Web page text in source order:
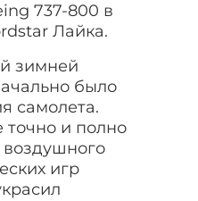
737-800 в
Лайка.
зимней
было
самолета.
точно и полно
воздушного
игр